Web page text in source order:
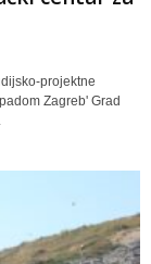
projektne
Zagreb' Grad